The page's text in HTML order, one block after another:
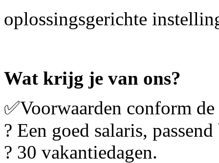
oplossingsgerichte
Wat krijg je van ons?
✅Voorwaarden conform
? Een goed salaris,
? 30 vakantiedagen.